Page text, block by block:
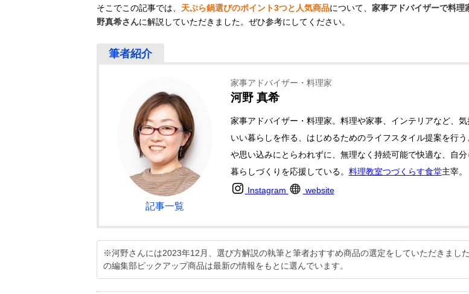
そこでこの記事では、 天ぷら鍋選びのポイント3つと人気商品について、 家事アドバイザーで料理
野真希さんに解説していただきました。ぜひ参考にしてください。
記事一覧
家事アドバイザー・料理家
河野 真希
家事アドバイザー・料理家。料理や家事、インテリアなど、気
いい暮らしを作る、はじめるためのライフスタイル提案を行う
や思い込みにとらわれずに、無理なく持続可能で快適な、自分
暮らしづくりを応援している。 料理教室つづくらす食堂主宰。
Instagram
website
※河野さんには2023年12月、選び方解説の執筆と筆者おすすめ商品の選定をしていただきまし
の編集部ピックアップ商品は最新の情報をもとに選んでいます。